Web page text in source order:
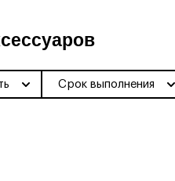
Срок выполнения